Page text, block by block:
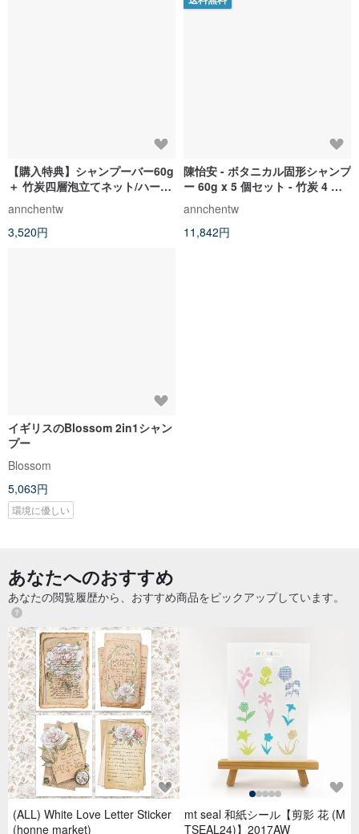
【購入特典】シャンプーバー60g
＋ 竹炭四層泡立てネット/ハーブ
手作り石鹸をプレゼント
annchentw
3,520円
陳怡安 - ボタニカル固形シャンプ
ー 60g x 5 個セット - 竹炭 4 層
泡立てネット付き
annchentw
11,842円
イギリスのBlossom 2in1シャン
プー
Blossom
5,063円
環境に優しい
あなたへのおすすめ
あなたの閲覧履歴から、おすすめ商品をピックアップしています。
(ALL) White Love Letter Sticker
(honne market)
mt seal 和紙シール【剪影 花 (M
TSEAL24)】2017AW